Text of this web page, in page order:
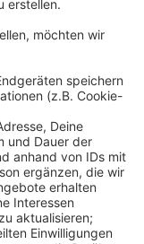
Firmen
Personal
in Spitzenzeiten
werde
in und bei
vermeiden.